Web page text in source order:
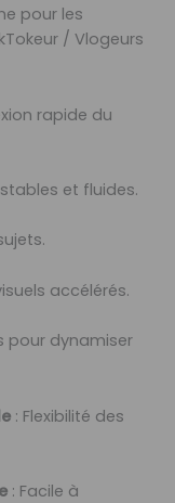
pour les
/ Vlogeurs
rapide du
et fluides.
accélérés.
pour dynamiser
: Flexibilité des
: Facile à